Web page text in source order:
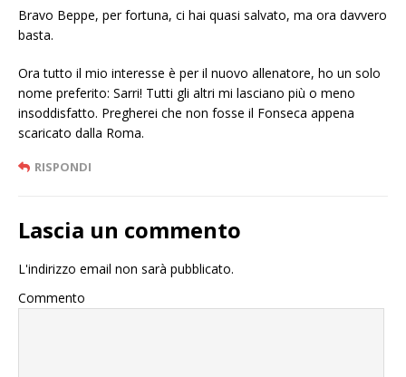
Bravo Beppe, per fortuna, ci hai quasi salvato, ma ora davvero
basta.
Ora tutto il mio interesse è per il nuovo allenatore, ho un solo
nome preferito: Sarri! Tutti gli altri mi lasciano più o meno
insoddisfatto. Pregherei che non fosse il Fonseca appena
scaricato dalla Roma.
RISPONDI
Lascia un commento
L'indirizzo email non sarà pubblicato.
Commento